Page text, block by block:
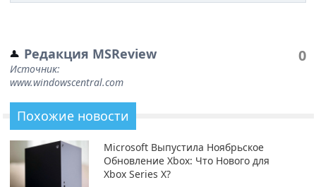
Редакция MSReview
Источник:
www.windowscentral.com
0
Похожие новости
Microsoft Выпустила Ноябрьское
Обновление Xbox: Что Нового для
Xbox Series X?